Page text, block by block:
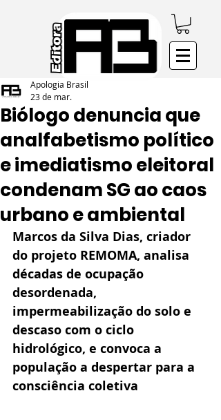
Biólogo denuncia que
analfabetismo político
e imediatismo eleitoral
condenam SG ao caos
urbano e ambiental
Apologia Brasil
23 de mar.
Marcos da Silva Dias, criador
do projeto REMOMA, analisa
décadas de ocupação
desordenada,
impermeabilização do solo e
descaso com o ciclo
hidrológico, e convoca a
população a despertar para a
consciência coletiva